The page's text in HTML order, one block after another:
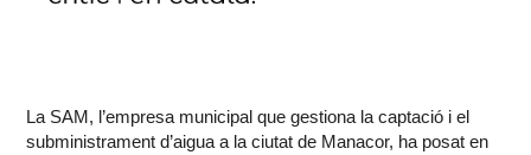
La SAM, l’empresa municipal que gestiona la captació i el
subministrament d’aigua a la ciutat de Manacor, ha posat en